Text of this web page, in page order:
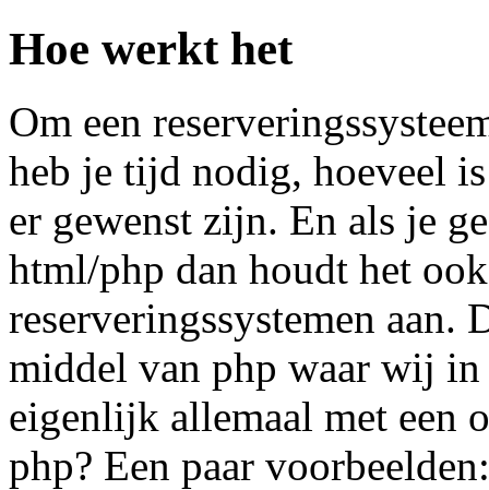
Hoe werkt het
Om een
heb je tijd nodig, hoeveel
er gewenst zijn. En als je
html/php dan houdt het
reserveringssystemen aan.
middel van php waar wij in
eigenlijk allemaal met een
php? Een paar voorbeelden: